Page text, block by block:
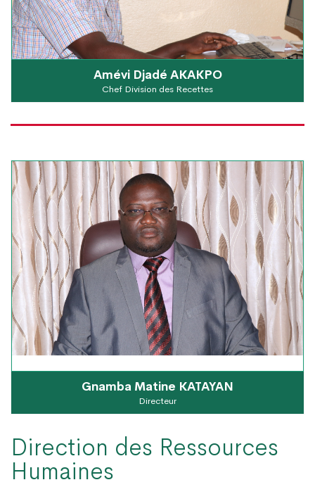
Amévi Djadé AKAKPO
Chef Division des Recettes
Gnamba Matine KATAYAN
Directeur
Direction des Ressources
Humaines